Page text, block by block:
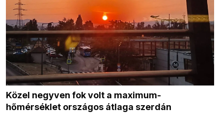
Közel negyven fok volt a maximum-
hőmérséklet országos átlaga szerdán